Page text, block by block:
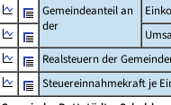
Gemeindeanteil an
der
Realsteuern der
Steuereinnahmekraft je